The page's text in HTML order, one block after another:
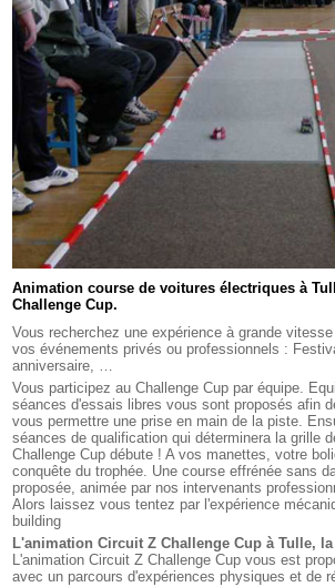
Animation course de voitures électriques à
Challenge Cup.
Vous recherchez une expérience à grande
vos événements privés ou professionnels :
anniversaire, …
Vous participez au Challenge Cup par équipe.
séances d'essais libres vous sont proposés afin
vous permettre une prise en main de la piste.
séances de qualification qui déterminera la grille
Challenge Cup débute ! A vos manettes, votre
conquête du trophée. Une course effrénée sans
proposée, animée par nos intervenants
Alors laissez vous tentez par l'expérience
building
L'animation Circuit Z Challenge Cup à Tulle,
L'animation Circuit Z Challenge Cup vous est
avec un parcours d'expériences physiques et de